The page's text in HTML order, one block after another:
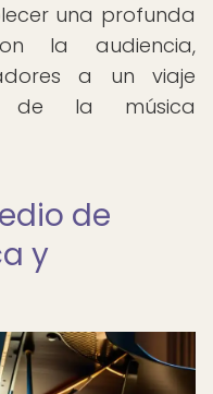
una profunda
la audiencia,
a un viaje
de la música
de
y